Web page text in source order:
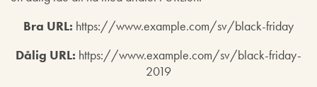
Bra URL: https://www.example.com/sv/black-friday
Dålig URL: https://www.example.com/sv/black-friday-
2019